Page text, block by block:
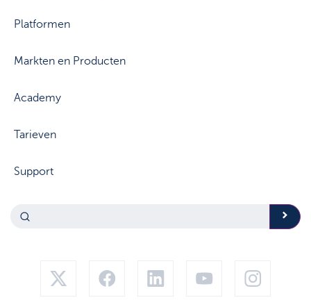
Platformen
Markten en Producten
Academy
Tarieven
Support